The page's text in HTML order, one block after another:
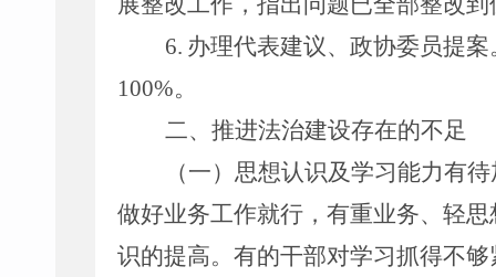
6. 办理代表建议、政协委员提
100%。
二、 推进法治建设存在的不足
（一）思想认识及学习能力有
做好业务工作就行，有重业务、轻
识的提高。有的干部对学习抓得不